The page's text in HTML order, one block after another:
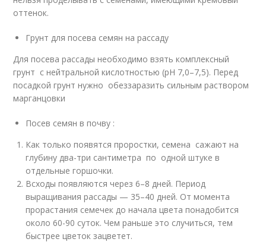
оттенок.
Грунт для посева семян на рассаду
Для посева рассады необходимо взять комплексный
грунт с нейтральной кислотностью (рН 7,0–7,5). Перед
посадкой грунт нужно обеззаразить сильным раствором
марганцовки
Посев семян в почву :
Как только появятся проростки, семена сажают на
глубину два-три сантиметра по одной штуке в
отдельные горшочки.
Всходы появляются через 6–8 дней. Период
выращивания рассады — 35–40 дней. От момента
прорастания семечек до начала цвета понадобится
около 60-90 суток. Чем раньше это случиться, тем
быстрее цветок зацветет.